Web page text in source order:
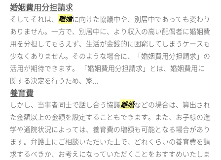
婚姻費用分担請求
そしてそれは、 離婚に向けた協議中や、別居中であっても変わり
ありません。一方で、別居中に、より収入の高い配偶者に婚姻費
用を分担してもらえず、生活が金銭的に困窮してしまうケースも
少なくありません。そのような場合に、「婚姻費用分担請求」の
活用が期待できます。 「婚姻費用分担請求」とは、婚姻費用に
関する決定を行うため、家...
養育費
しかし、当事者同士で話し合う協議離婚などの場合は、算出され
た金額以上の金額を設定することもできます。また、お子様の進
学や通院状況によっては、養育費の増額も可能となる場合があり
ます。弁護士にご相談いただいた上で、どれくらいの養育費を請
求するべきか、お考えになっていただくことをおすすめいたしま